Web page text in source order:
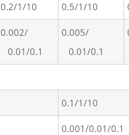
0.2/1/10 0.5/1/10
0.002/
0.01/0.1
0.005/
0.01/0.1
0.1/1/10
0.001/0.01/0.1